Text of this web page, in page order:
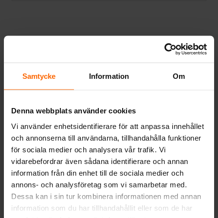
Samtycke Information Om
Denna webbplats använder cookies
Vi använder enhetsidentifierare för att anpassa innehållet
och annonserna till användarna, tillhandahålla funktioner
för sociala medier och analysera vår trafik. Vi
vidarebefordrar även sådana identifierare och annan
information från din enhet till de sociala medier och
annons- och analysföretag som vi samarbetar med.
Dessa kan i sin tur kombinera informationen med annan
information som du har tillhandahållit eller som de har
KAMINER
Kamin Viking
KAMINER
Dovre kamin Saga
101
Det
Det